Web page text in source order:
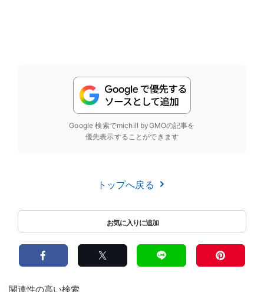
Google 検索でmichill byGMOの記事を
優先表示することができます
トップへ戻る